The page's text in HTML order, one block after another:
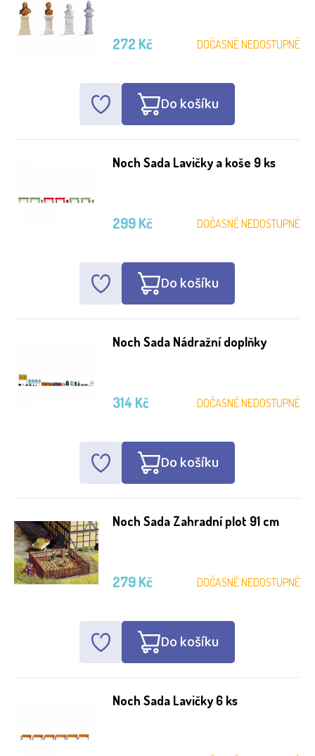
DOČASNĚ NEDOSTUPNÉ
272 Kč
Do košíku
Noch Sada Lavičky a koše 9 ks
DOČASNĚ NEDOSTUPNÉ
299 Kč
Do košíku
Noch Sada Nádražní doplňky
DOČASNĚ NEDOSTUPNÉ
314 Kč
Do košíku
Noch Sada Zahradní plot 91 cm
DOČASNĚ NEDOSTUPNÉ
279 Kč
Do košíku
Noch Sada Lavičky 6 ks